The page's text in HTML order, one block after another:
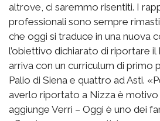
altrove, ci saremmo risentiti. I
professionali sono sempre
che oggi si traduce in una nuova
l’obiettivo dichiarato di riportare il
arriva con un curriculum di primo
Palio di Siena e quattro ad Asti.
averlo riportato a Nizza è
aggiunge Verri – Oggi è uno dei